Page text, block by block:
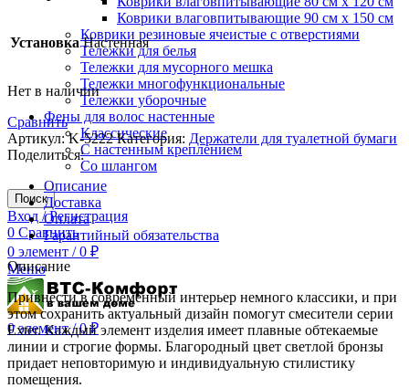
Коврики влаговпитывающие 90 см х 150 см
Коврики резиновые ячеистые с отверстиями
Тележки для белья
Тележки для мусорного мешка
Тележки многофункциональные
Тележки уборочные
Фены для волос настенные
Классические
С настенным креплением
Со шлангом
Поиск
Вход / Регистрация
0 Сравнить
0 элемент / 0 ₽
Меню
0элемент / 0₽
Установка Настенная
Нет в наличии
Сравнить
Артикул:K-5222Категория: Держатели для туалетной бумаги
Поделиться:
Описание
Доставка
Оплата
Гарантийный обязательства
Описание
Привнести в современный интерьер немного классики, и при
этом сохранить актуальный дизайн помогут смесители серии
Exter. Каждый элемент изделия имеет плавные обтекаемые
линии и строгие формы. Благородный цвет светлой бронзы
придает неповторимую и индивидуальную стилистику
помещения.